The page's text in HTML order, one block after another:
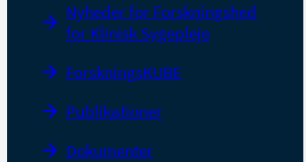
Nyheder for Forskningshed
for Klinisk Sygepleje
ForskningsKUBE
Publikationer
Dokumenter